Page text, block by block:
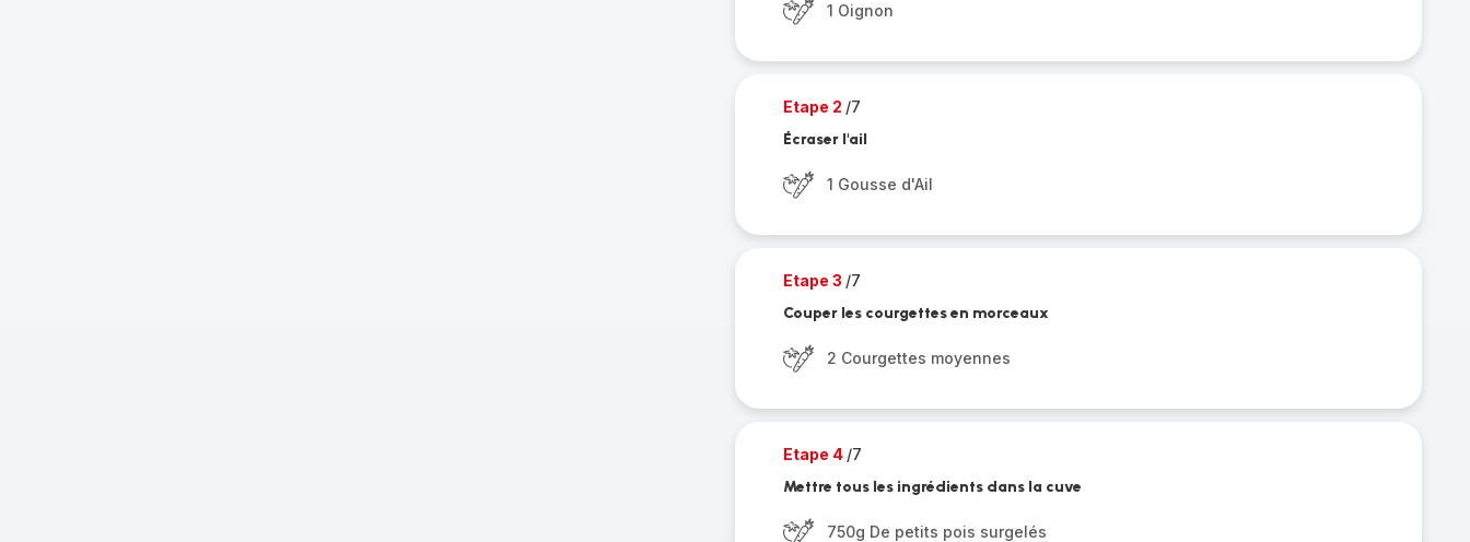
1 Oignon
Etape 2 /7
Écraser l'ail
1 Gousse d'Ail
Etape 3 /7
Couper les courgettes en morceaux
2 Courgettes moyennes
Etape 4 /7
Mettre tous les ingrédients dans la cuve
750g De petits pois surgelés